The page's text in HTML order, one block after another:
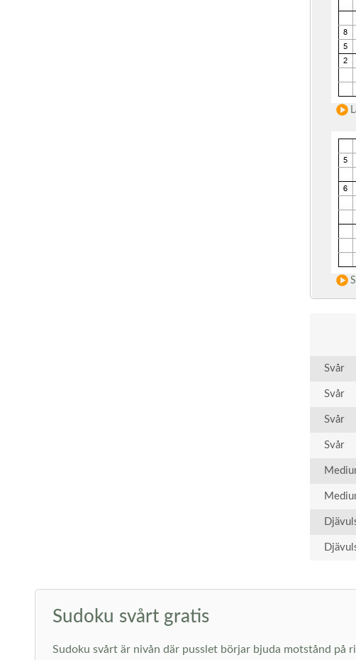
Svår
Svår
Svår
Svår
Sudoku svårt gratis
Sudoku svårt är nivån där pusslet börjar bjuda motstånd